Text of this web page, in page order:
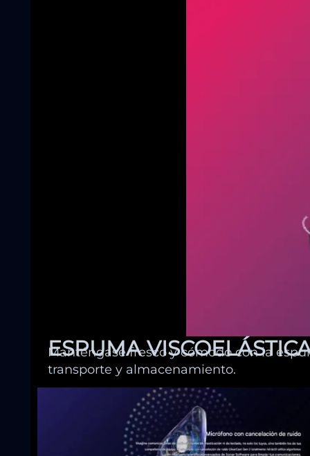
ESPUMA
Manténgase fresco y cómodo con la
transporte y almacenamiento.